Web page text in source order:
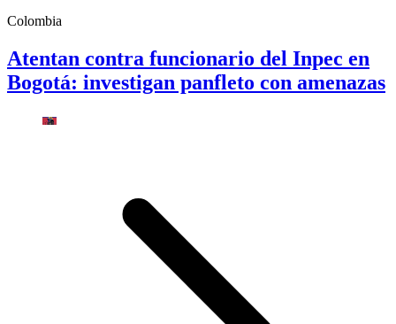
Colombia
Atentan contra funcionario del Inpec en
Bogotá: investigan panfleto con amenazas